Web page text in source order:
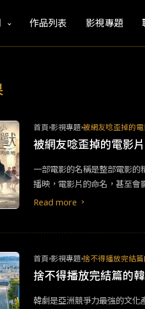
作品列表 影視專題
首頁 影視專題 被網友唸歪掉的
被網友唸歪掉的電影
一部電影的名稱是整部電影的
播映，電影片的命名，甚至會
但唸出來會被笑慘的電影片名
美，鼓起勇氣認識對方並順利
天能」，奇幻的戀愛故事令男
恐怖攻擊，導致英國所有臥底
Read more
首頁 影視專題 捨不得播放完結篇
捨不得播放完結篇的
韓劇是亞洲競爭力最強的文化